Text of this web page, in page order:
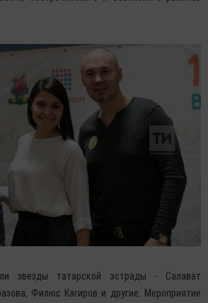
звезды татарской эстрады - Салават
Филюс Кагиров и другие. Мероприятие